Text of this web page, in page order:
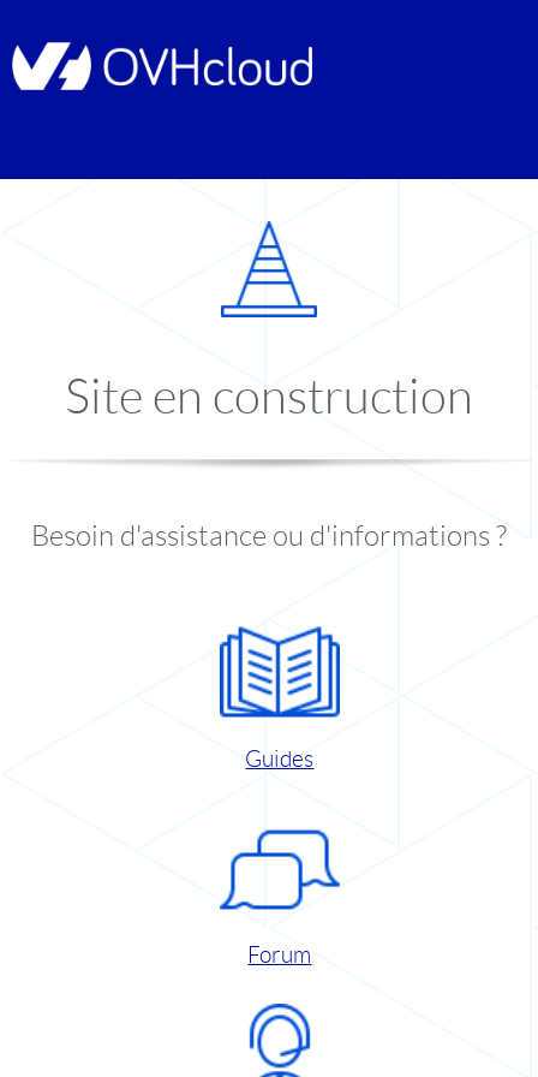
Site en construction
Besoin d'assistance ou d'informations ?
Guides
Forum